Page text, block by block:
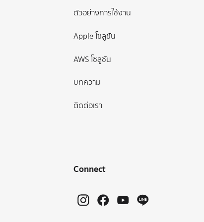
ตัวอย่างการใช้งาน
Apple โซลูชัน
AWS โซลูชัน
บทความ
ติดต่อเรา
Connect